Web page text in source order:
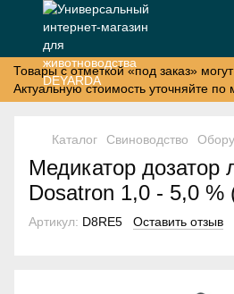
Товары с отметкой «под заказ»
Актуальную стоимость уточняйте по
Каталог Свиноводство
Медикатор дозатор
Dosatron 1,0 - 5,0 %
Артикул: D8RE5 Оставить отзыв